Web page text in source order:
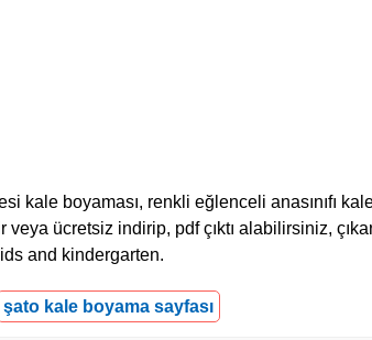
kale boyaması, renkli eğlenceli anasınıfı
veya ücretsiz indirip, pdf çıktı alabilirsiniz,
and kindergarten.
şato kale boyama sayfası